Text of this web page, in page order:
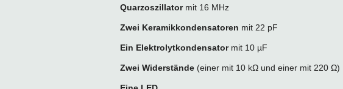
Quarzoszillatormit 16 MHz
Zwei Keramikkondensatoren mit 22 pF
Ein Elektrolytkondensatormit 10 µF
Zwei Widerstände(einer mit 10 kΩ und einer mit 220 Ω)